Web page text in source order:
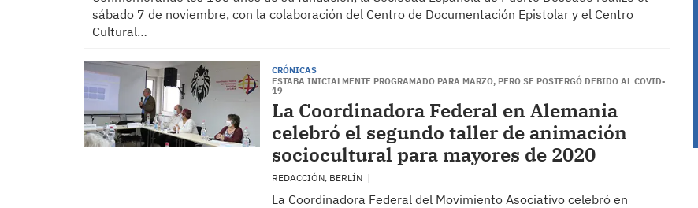
sábado 7 de noviembre, con la colaboración del Centro de Documentación Epistolar y el Centro
Cultural…
CRÓNICAS
ESTABA INICIALMENTE PROGRAMADO PARA MARZO, PERO SE POSTERGÓ DEBIDO AL COVID-
19
La Coordinadora Federal en Alemania
celebró el segundo taller de animación
sociocultural para mayores de 2020
REDACCIÓN, BERLÍN
La Coordinadora Federal del Movimiento Asociativo celebró en